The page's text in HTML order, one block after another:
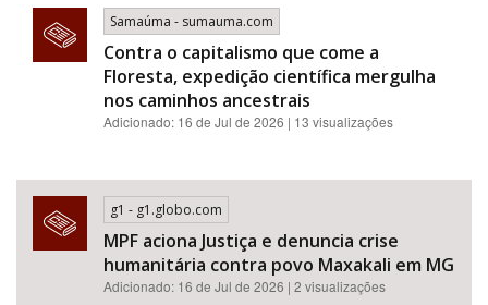
Samaúma - sumauma.com
Contra o capitalismo que come a
Floresta, expedição científica mergulha
nos caminhos ancestrais
Adicionado: 16 de Jul de 2026 | 13 visualizações
g1 - g1.globo.com
MPF aciona Justiça e denuncia crise
humanitária contra povo Maxakali em MG
Adicionado: 16 de Jul de 2026 | 2 visualizações